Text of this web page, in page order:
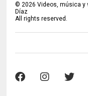
©2026 Videos, música y
Díaz
All rights reserved.